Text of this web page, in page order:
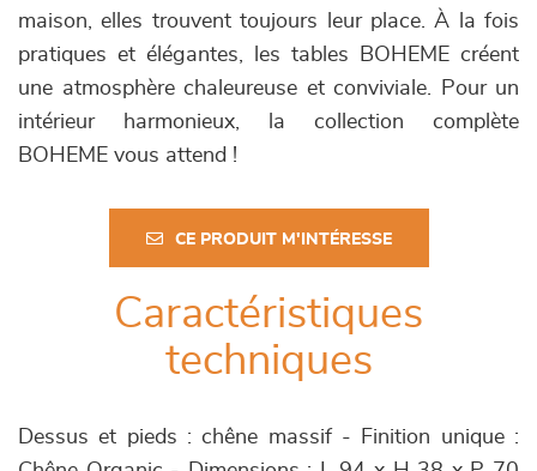
maison, elles trouvent toujours leur place. À la fois
pratiques et élégantes, les tables BOHEME créent
une atmosphère chaleureuse et conviviale. Pour un
intérieur harmonieux, la collection complète
BOHEME vous attend !
CE PRODUIT M'INTÉRESSE
Caractéristiques
techniques
Dessus et pieds : chêne massif - Finition unique :